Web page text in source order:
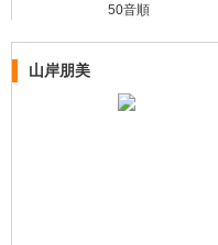
50音順
山岸朋美